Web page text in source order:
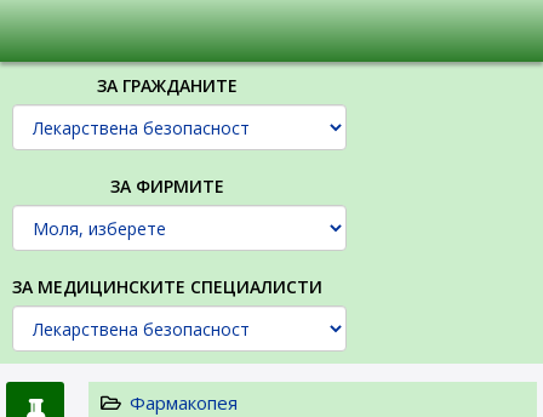
ЗА ГРАЖДАНИТЕ
ЗА ФИРМИТЕ
ЗА МЕДИЦИНСКИТЕ СПЕЦИАЛИСТИ
Фармакопея